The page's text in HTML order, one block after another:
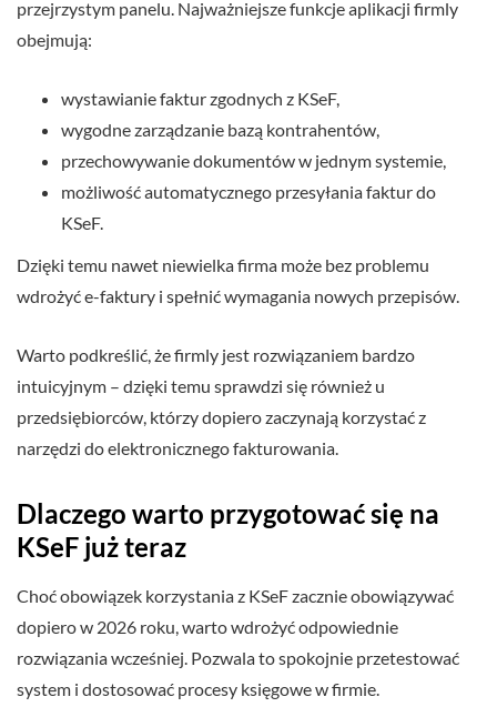
przejrzystym panelu. Najważniejsze funkcje aplikacji firmly
obejmują:
wystawianie faktur zgodnych z KSeF,
wygodne zarządzanie bazą kontrahentów,
przechowywanie dokumentów w jednym systemie,
możliwość automatycznego przesyłania faktur do
KSeF.
Dzięki temu nawet niewielka firma może bez problemu
wdrożyć e-faktury i spełnić wymagania nowych przepisów.
Warto podkreślić, że firmly jest rozwiązaniem bardzo
intuicyjnym – dzięki temu sprawdzi się również u
przedsiębiorców, którzy dopiero zaczynają korzystać z
narzędzi do elektronicznego fakturowania.
Dlaczego warto przygotować się na
KSeF już teraz
Choć obowiązek korzystania z KSeF zacznie obowiązywać
dopiero w 2026 roku, warto wdrożyć odpowiednie
rozwiązania wcześniej. Pozwala to spokojnie przetestować
system i dostosować procesy księgowe w firmie.